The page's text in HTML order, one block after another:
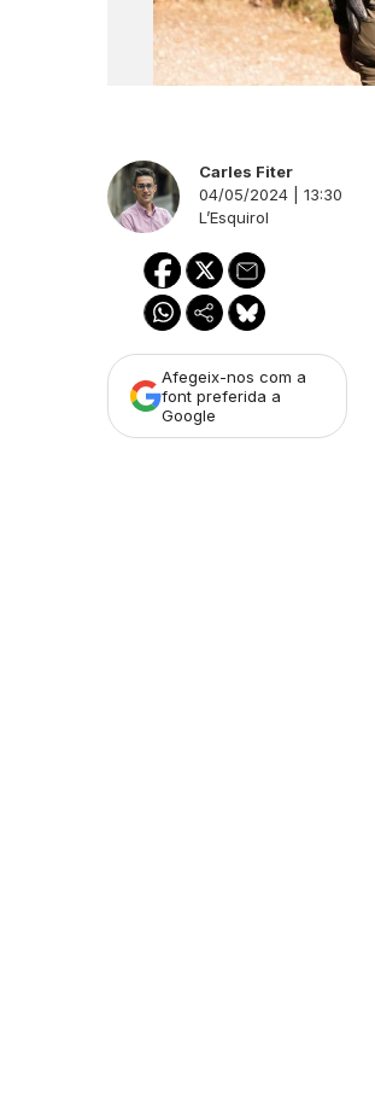
Carles Fiter
04/05/2024 | 13:30
L’Esquirol
Afegeix-nos com a
font preferida a
Google